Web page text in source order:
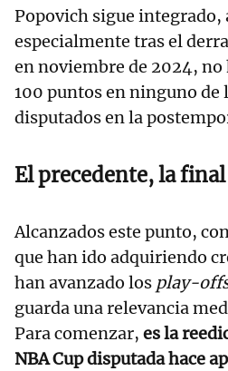
Popovich sigue integrado,
especialmente tras el
en noviembre de 2024, no
100 puntos en ninguno de
disputados en la
El precedente, la final
Alcanzados este punto,
que han ido adquiriendo
han avanzado los play-
guarda una relevancia
Para comenzar, es la
NBA Cup disputada hace